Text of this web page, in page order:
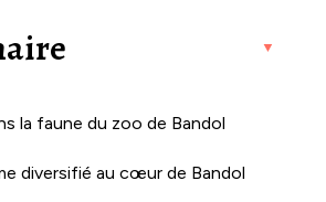
la faune du zoo de Bandol
diversifié au cœur de Bandol